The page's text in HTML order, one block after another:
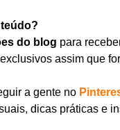
do blog para
assim que
a gente no
dicas práticas e